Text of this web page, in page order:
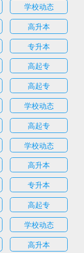
学校动态
高升本
专升本
高起专
高起专
学校动态
高起专
学校动态
高升本
专升本
高起专
学校动态
高升本